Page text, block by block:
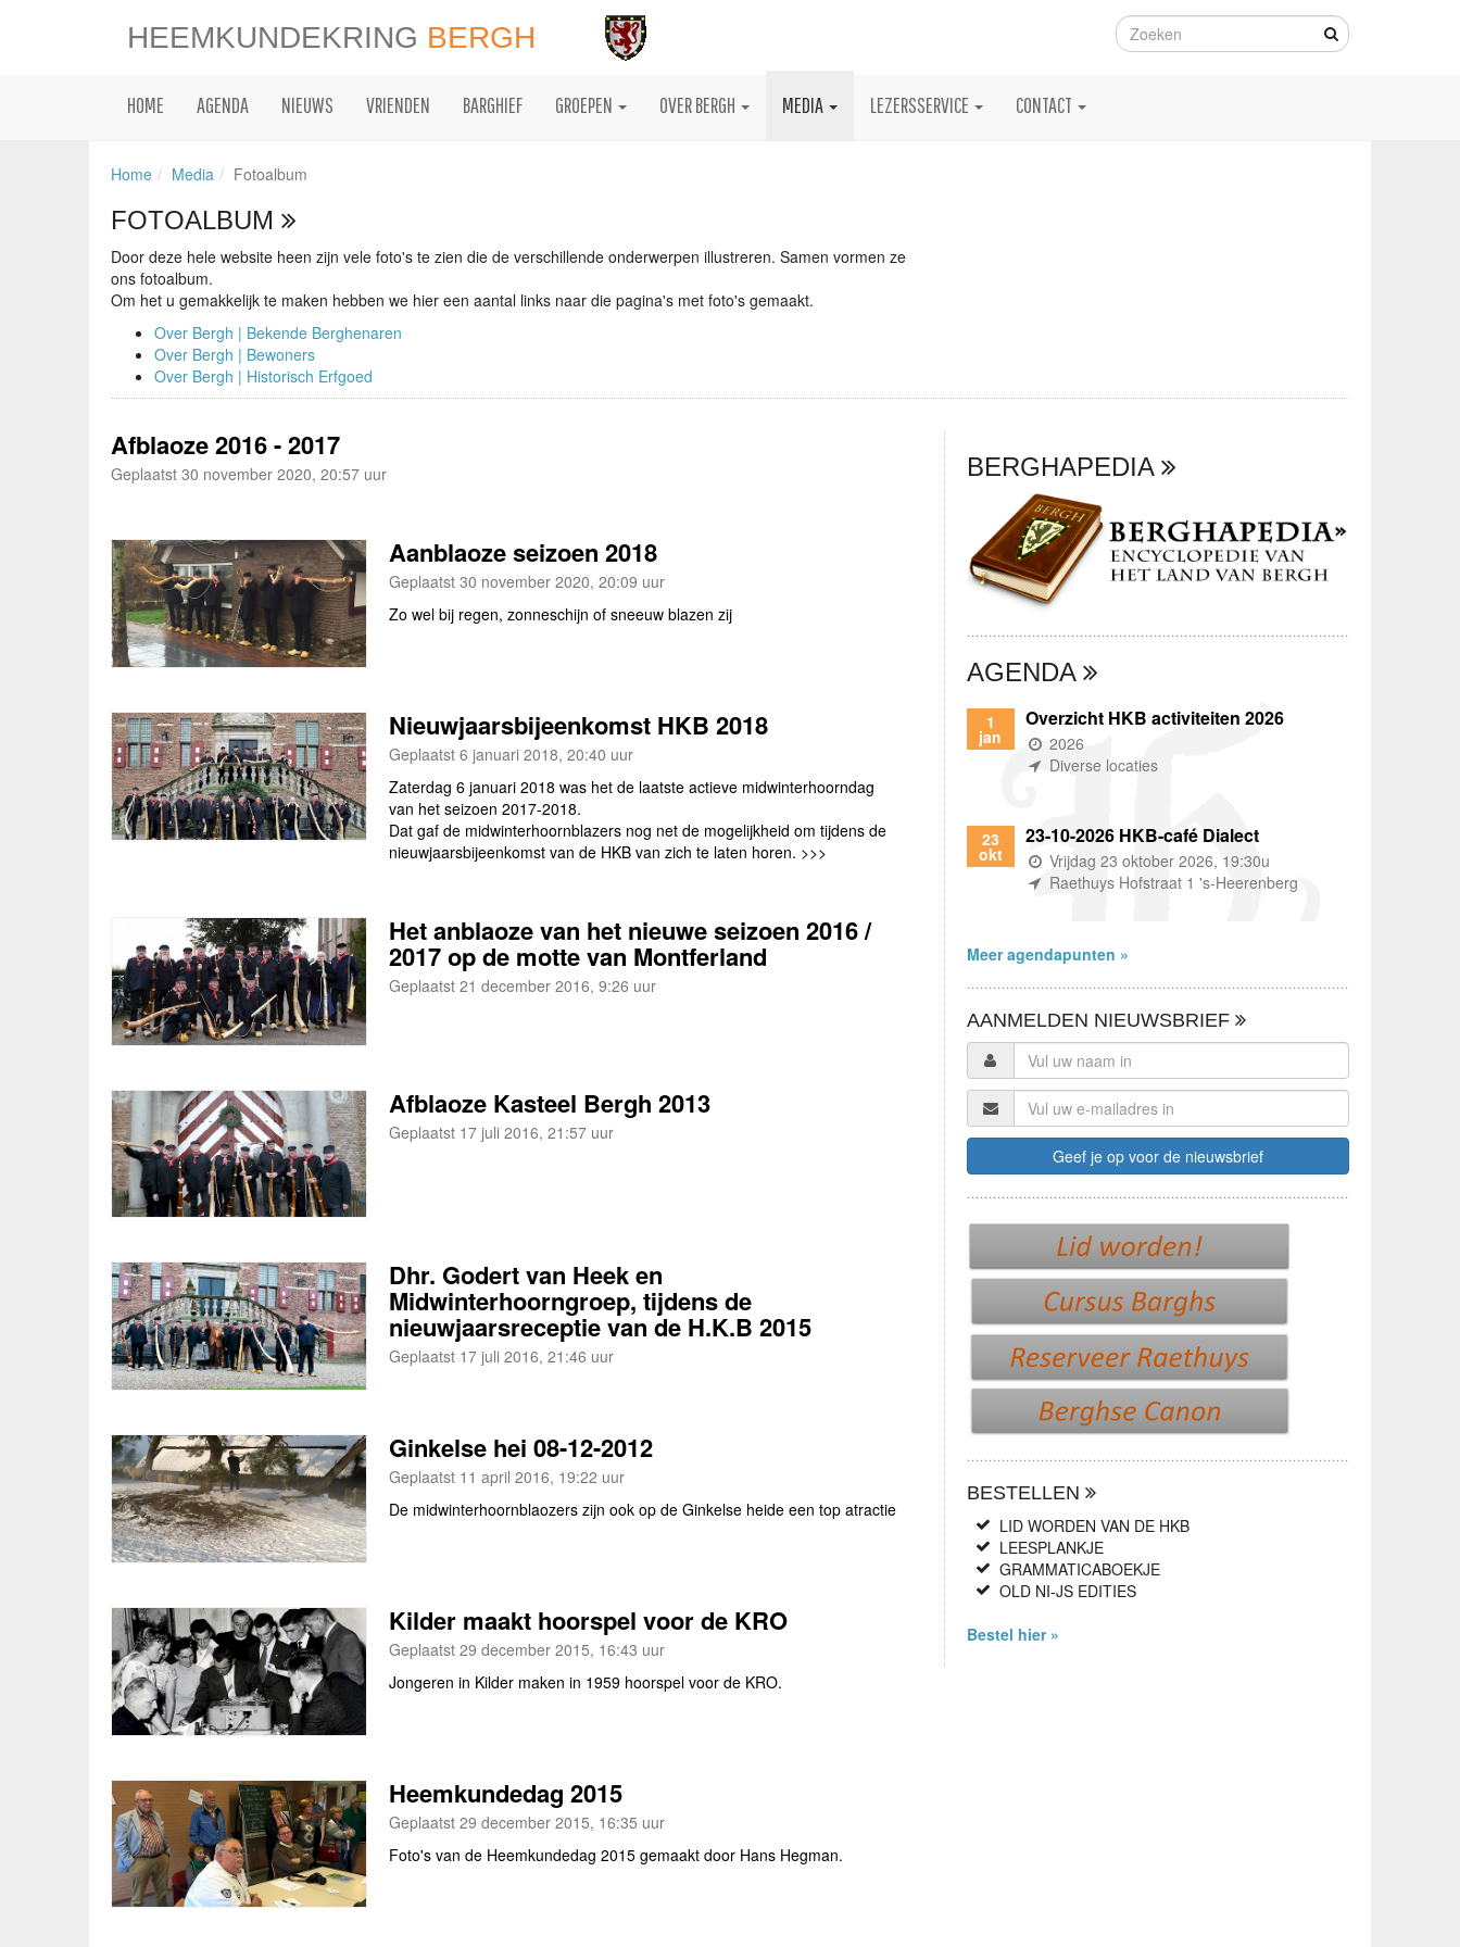
HEEMKUNDEKRING BERGH
HOME AGENDA NIEUWS VRIENDEN BARGHIEF GROEPEN OVER BERGH MEDIA LEZERSSERVICE CONTACT
Home Media Fotoalbum
FOTOALBUM
Door deze hele website heen zijn vele foto's te zien die de verschillende onderwerpen illustreren. Samen vormen ze
ons fotoalbum.
Om het u gemakkelijk te maken hebben we hier een aantal links naar die pagina's met foto's gemaakt.
Over Bergh | Bekende Berghenaren
Over Bergh | Bewoners
Over Bergh | Historisch Erfgoed
Afblaoze 2016 - 2017
Geplaatst 30 november 2020, 20:57 uur
Aanblaoze seizoen 2018
Geplaatst 30 november 2020, 20:09 uur
Zo wel bij regen, zonneschijn of sneeuw blazen zij
Nieuwjaarsbijeenkomst HKB 2018
Geplaatst 6 januari 2018, 20:40 uur
Zaterdag 6 januari 2018 was het de laatste actieve midwinterhoorndag
van het seizoen 2017-2018.
Dat gaf de midwinterhoornblazers nog net de mogelijkheid om tijdens de
nieuwjaarsbijeenkomst van de HKB van zich te laten horen. >>>
Het anblaoze van het nieuwe seizoen 2016 /
2017 op de motte van Montferland
Geplaatst 21 december 2016, 9:26 uur
Afblaoze Kasteel Bergh 2013
Geplaatst 17 juli 2016, 21:57 uur
Dhr. Godert van Heek en
Midwinterhoorngroep, tijdens de
nieuwjaarsreceptie van de H.K.B 2015
Geplaatst 17 juli 2016, 21:46 uur
Ginkelse hei 08-12-2012
Geplaatst 11 april 2016, 19:22 uur
De midwinterhoornblaozers zijn ook op de Ginkelse heide een top atractie
Kilder maakt hoorspel voor de KRO
Geplaatst 29 december 2015, 16:43 uur
Jongeren in Kilder maken in 1959 hoorspel voor de KRO.
Heemkundedag 2015
Geplaatst 29 december 2015, 16:35 uur
Foto's van de Heemkundedag 2015 gemaakt door Hans Hegman.
BERGHAPEDIA
AGENDA
1
jan
Overzicht HKB activiteiten 2026
(wanneer)
2026
(waar)
Diverse locaties
23
okt
23-10-2026 HKB-café Dialect
(wanneer)
Vrijdag 23 oktober 2026, 19:30u
(waar)
Raethuys Hofstraat 1 's-Heerenberg
Meer agendapunten »
AANMELDEN NIEUWSBRIEF
BESTELLEN
LID WORDEN VAN DE HKB
LEESPLANKJE
GRAMMATICABOEKJE
OLD NI-JS EDITIES
Bestel hier »